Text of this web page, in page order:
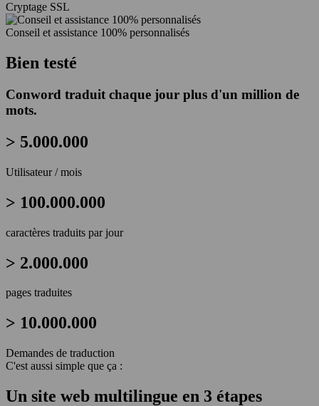
Cryptage SSL
Conseil et assistance 100% personnalisés
Bien testé
Conword traduit chaque jour plus d'un million de
mots.
> 5.000.000
Utilisateur / mois
> 100.000.000
caractères traduits par jour
> 2.000.000
pages traduites
> 10.000.000
Demandes de traduction
C'est aussi simple que ça :
Un site web multilingue en 3 étapes